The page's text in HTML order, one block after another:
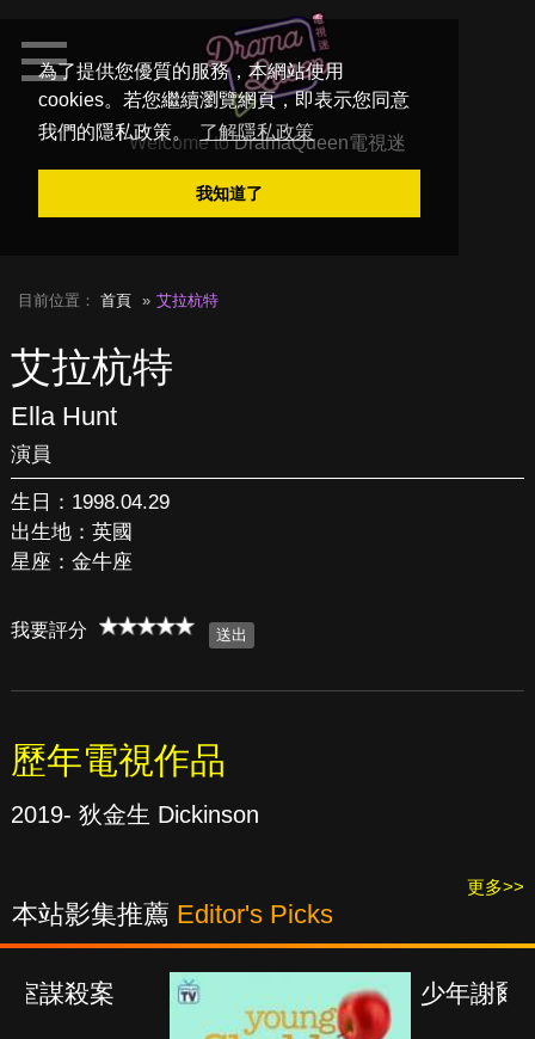
為了提供您優質的服務，本網站使用
cookies。若您繼續瀏覽網頁，即表示您同意
我們的隱私政策。
了解隱私政策
我知道了
Welcome toDramaQueen電視迷
目前位置： 首頁 艾拉杭特
艾拉杭特
Ella Hunt
演員
生日：1998.04.29
出生地：英國
星座：金牛座
我要評分
歷年電視作品
2019- 狄金生 Dickinson
更多>>
本站影集推薦 Editor's Picks
少年謝爾頓